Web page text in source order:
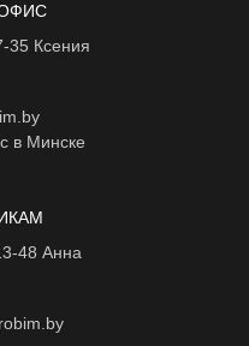
35 Ксения
в Минске
48 Анна